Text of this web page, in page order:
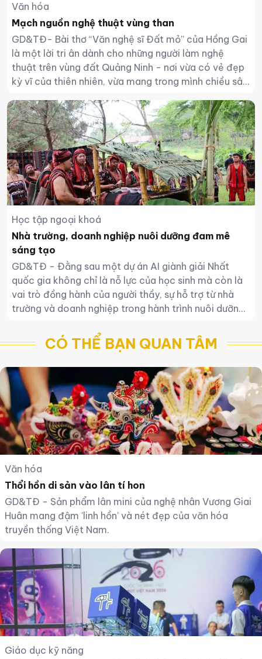
Văn hóa
Mạch nguồn nghệ thuật vùng than
GD&TĐ- Bài thơ “Văn nghệ sĩ Đất mỏ” của Hồng Gai
là một lời tri ân dành cho những người làm nghệ
thuật trên vùng đất Quảng Ninh - nơi vừa có vẻ đẹp
kỳ vĩ của thiên nhiên, vừa mang trong mình chiều sâu
động.
Học tập ngoại khoá
Nhà trường, doanh nghiệp nuôi dưỡng đam mê
sáng tạo
GD&TĐ - Đằng sau một dự án AI giành giải Nhất
quốc gia không chỉ là nỗ lực của học sinh mà còn là
vai trò đồng hành của người thầy, sự hỗ trợ từ nhà
trường và doanh nghiệp trong hành trình nuôi dưỡng
CÓ THỂ BẠN QUAN TÂM
Văn hóa
Thổi hồn di sản vào lân tí hon
GD&TĐ - Sản phẩm lân mini của nghệ nhân Vương Giai
Huân mang đậm 'linh hồn' và nét đẹp của văn hóa
truyền thống Việt Nam.
Giáo dục kỹ năng